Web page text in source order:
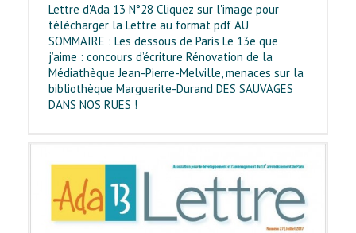
Lettre d'Ada 13 N°28 Cliquez sur l'image pour
télécharger la Lettre au format pdf AU
SOMMAIRE : Les dessous de Paris Le 13e que
j’aime : concours d’écriture Rénovation de la
Médiathèque Jean-Pierre-Melville, menaces sur la
bibliothèque Marguerite-Durand DES SAUVAGES
DANS NOS RUES !